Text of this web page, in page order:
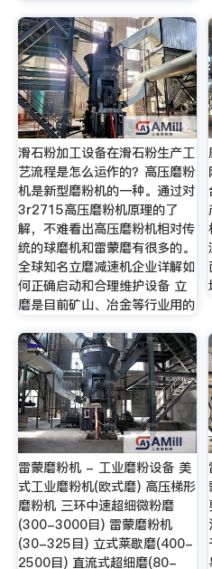
滑石粉加工设备在滑石粉生产工
艺流程是怎么运作的？高压磨粉
机是新型磨粉机的一种。通过对
3r2715高压磨粉机原理的了
解，不难看出高压磨粉机相对传
统的球磨机和雷蒙磨有很多的。
全球知名立磨减速机企业详解如
何正确启动和合理维护设备 立
磨是目前矿山、冶金等行业用的
雷蒙磨粉机 - 工业磨粉设备 美
式工业磨粉机(欧式磨) 高压梯形
磨粉机 三环中速超细微粉磨
(300-3000目) 雷蒙磨粉机
(30-325目) 立式莱歇磨(400-
2500目) 直流式超细磨(80-